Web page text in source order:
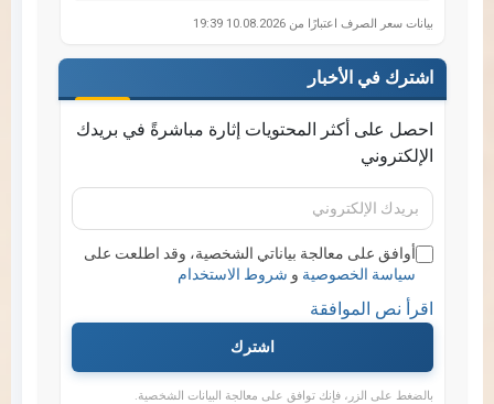
بيانات سعر الصرف اعتبارًا من 10.08.2026 19:39
اشترك في الأخبار
احصل على أكثر المحتويات إثارة مباشرةً في بريدك
الإلكتروني
بريدك
الإلكتروني
أوافق على معالجة بياناتي الشخصية، وقد اطلعت على
سياسة الخصوصية و شروط الاستخدام
اقرأ نص الموافقة
اشترك
بالضغط على الزر، فإنك توافق على معالجة البيانات الشخصية.